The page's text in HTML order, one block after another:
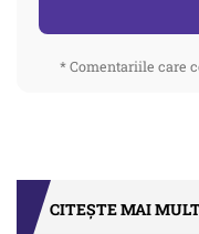
* Comentariile care
CITEȘTE MAI